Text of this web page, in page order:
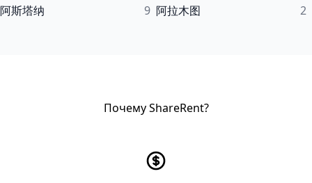
阿斯塔纳
9 阿拉木图 2
Почему ShareRent?